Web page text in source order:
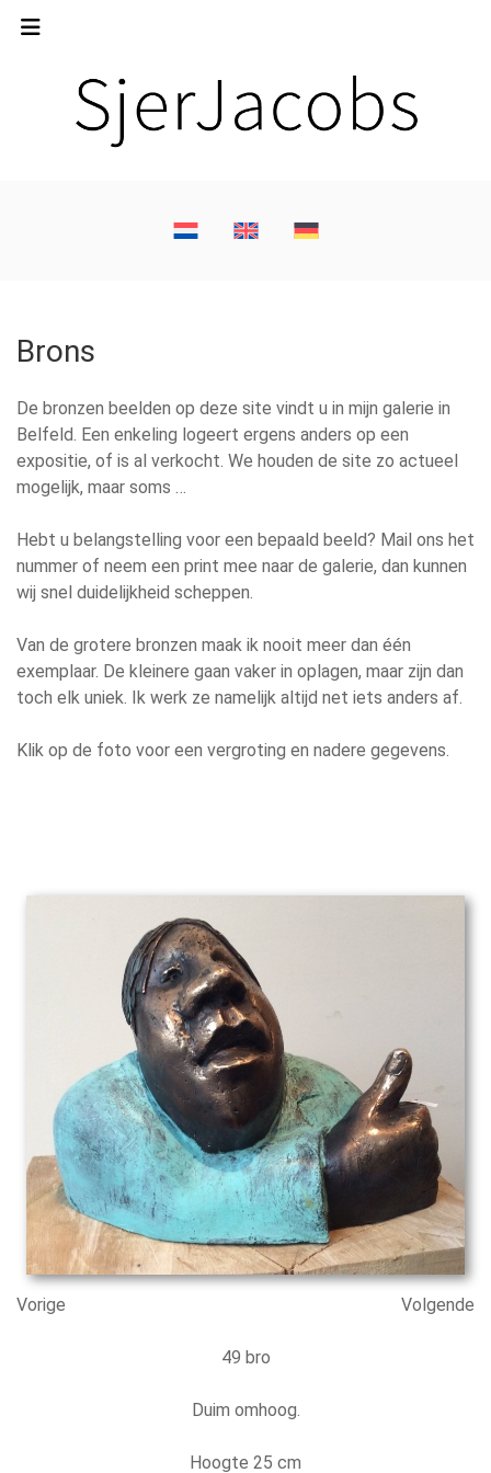
Brons
De bronzen beelden op deze site vindt u in mijn galerie in
Belfeld. Een enkeling logeert ergens anders op een
expositie, of is al verkocht. We houden de site zo actueel
mogelijk, maar soms …
Hebt u belangstelling voor een bepaald beeld? Mail ons het
nummer of neem een print mee naar de galerie, dan kunnen
wij snel duidelijkheid scheppen.
Van de grotere bronzen maak ik nooit meer dan één
exemplaar. De kleinere gaan vaker in oplagen, maar zijn dan
toch elk uniek. Ik werk ze namelijk altijd net iets anders af.
Klik op de foto voor een vergroting en nadere gegevens.
Vorige Volgende
49 bro
Duim omhoog.
Hoogte 25 cm